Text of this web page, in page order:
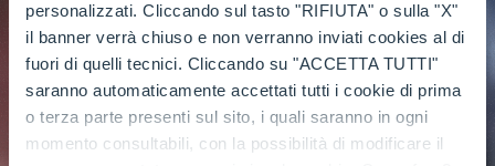
personalizzati. Cliccando sul tasto "RIFIUTA" o sulla "X"
il banner verrà chiuso e non verranno inviati cookies al di
fuori di quelli tecnici. Cliccando su "ACCETTA TUTTI"
saranno automaticamente accettati tutti i cookie di prima
o terza parte presenti sul sito, i quali saranno in ogni
momento consultabili, con la possibilità di modificare il